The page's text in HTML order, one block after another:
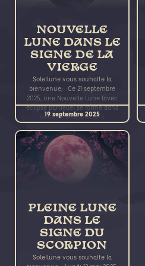
NOUVELLE
LUNE DANS LE
SIGNE DE LA
VIERGE
Soleilune vous souhaite la
bienvenue; Ce 21 septembre
2025, une Nouvelle Lune (avec
éclipse partielle) se forme dans
le signe de la Vierge à
19 septembre 2025
PLEINE LUNE
DANS LE
SIGNE DU
SCORPION
Soleilune vous souhaite la